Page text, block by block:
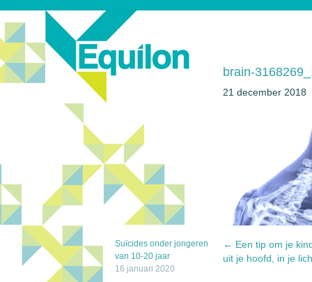
Suïcides onder jongeren
van 10-20 jaar
16 januari 2020
brain-
21 december 2018
← Een tip om je
uit je hoofd, in je